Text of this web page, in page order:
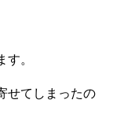
。
せてしまったの